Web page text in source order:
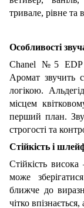
тривале, рівне та
Особливості
Chanel №5 EDP
Аромат звучить
логікою.
місцем
перший план.
строгості та
Стійкість і
Стійкість
може
ближче до
чітко